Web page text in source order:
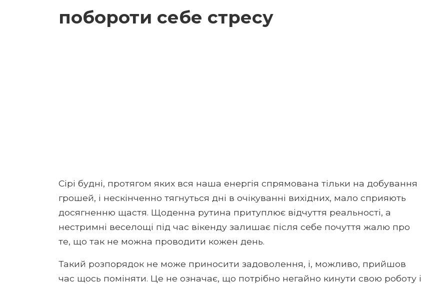
побороти себе стресу
Сірі будні, протягом яких вся наша енергія спрямована тільки на добування
грошей, і нескінченно тягнуться дні в очікуванні вихідних, мало сприяють
досягненню щастя. Щоденна рутина притуплює відчуття реальності, а
нестримні веселощі під час вікенду залишає після себе почуття жалю про
те, що так не можна проводити кожен день.
Такий розпорядок не може приносити задоволення, і, можливо, прийшов
час щось поміняти. Це не означає, що потрібно негайно кинути свою роботу і